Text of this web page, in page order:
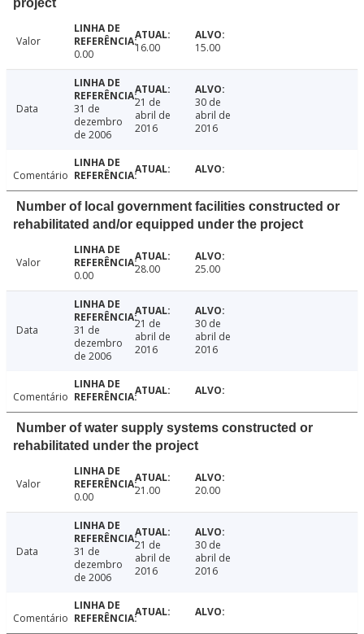
project
Valor
0.00
16.00 15.00
Data
31 de
dezembro
de 2006
21 de
abril de
2016
30 de
abril de
2016
Comentário
Number of local government facilities constructed or
rehabilitated and/or equipped under the project
Valor
0.00
28.00 25.00
Data
31 de
dezembro
de 2006
21 de
abril de
2016
30 de
abril de
2016
Comentário
Number of water supply systems constructed or
rehabilitated under the project
Valor
0.00
21.00 20.00
Data
31 de
dezembro
de 2006
21 de
abril de
2016
30 de
abril de
2016
Comentário